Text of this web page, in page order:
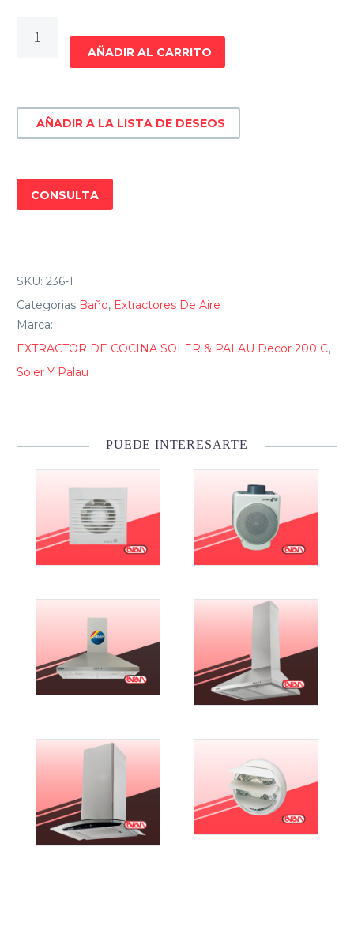
&
PALAU
Decor
C
cantidad
AÑADIR AL CARRITO
AÑADIR A LA LISTA DE DESEOS
CONSULTA
SKU: 236-1
Categorias Baño, Extractores De Aire
Marca:
EXTRACTOR DE COCINA SOLER & PALAU Decor 200 C,
Soler Y Palau
PUEDE INTERESARTE